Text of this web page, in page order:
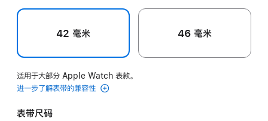
42 毫米 46 毫米
适用于大部分 Apple Watch 表款。
进一步了解表带的兼容性
表带尺码